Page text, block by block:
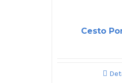
Cesto